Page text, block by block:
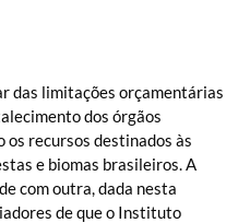
das limitações orçamentárias
dos órgãos
os recursos destinados às
e biomas brasileiros. A
com outra, dada nesta
de que o Instituto